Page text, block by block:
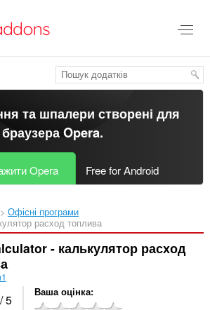
та шпалери створені для
браузера Opera.
Opera Free for Android
Офісні програми
расход топлива‎
- калькулятор расход
/ 5 Ваша оцінка